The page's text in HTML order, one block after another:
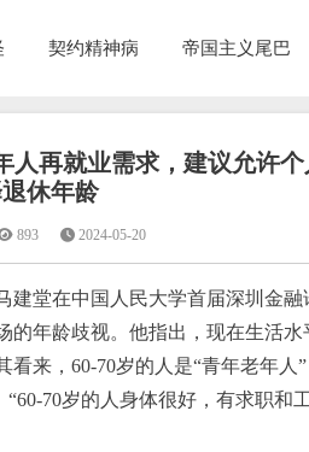
契约精神病 帝国主义尾巴
人再就业需求，建议允许
休年龄
893 2024-05-20
堂在中国人民大学首届深圳金融
年龄歧视。他指出，现在生活水
来，60-70岁的人是“青年老年人”
70岁的人身体很好，有求职和